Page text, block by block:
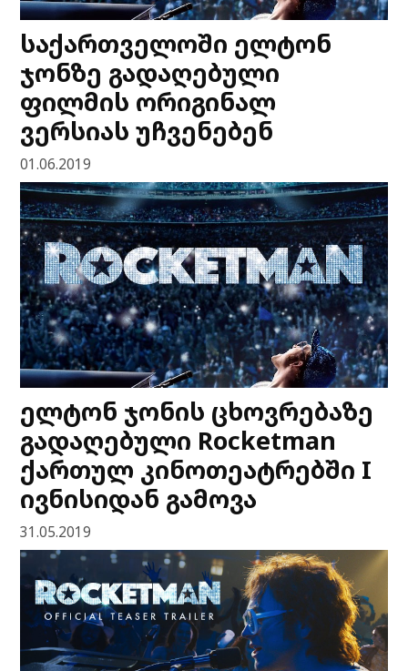
საქართველოში ელტონ
ჯონზე გადაღებული
ფილმის ორიგინალ
ვერსიას უჩვენებენ
01.06.2019
ელტონ ჯონის ცხოვრებაზე
გადაღებული Rocketman
ქართულ კინოთეატრებში I
ივნისიდან გამოვა
31.05.2019